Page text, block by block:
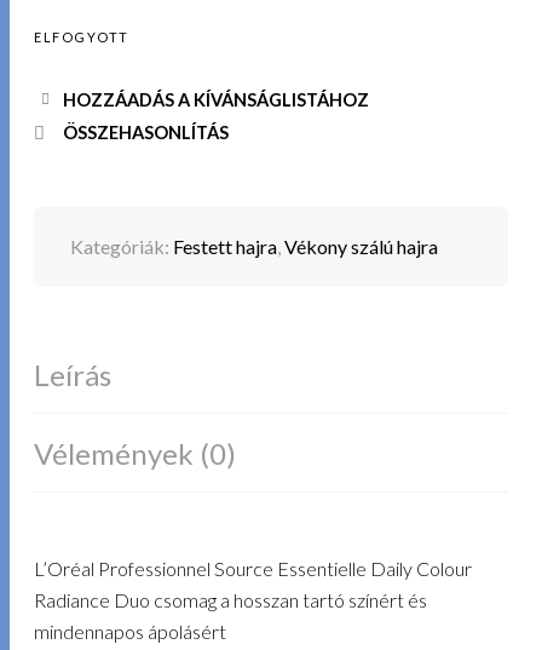
ELFOGYOTT
HOZZÁADÁS A KÍVÁNSÁGLISTÁHOZ
ÖSSZEHASONLÍTÁS
Kategóriák: Festett hajra,Vékony szálú hajra
Leírás
Vélemények (0)
L’Oréal Professionnel Source Essentielle Daily Colour
Radiance Duo csomag a hosszan tartó színért és
mindennapos ápolásért